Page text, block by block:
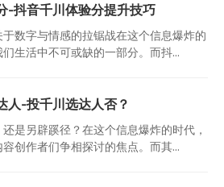
-抖音千川体验分提升技巧
数字与情感的拉锯战在这个信息爆炸的
生活中不可或缺的一部分。而抖...
人-投千川选达人否？
是另辟蹊径？在这个信息爆炸的时代，
创作者们争相探讨的焦点。而其...